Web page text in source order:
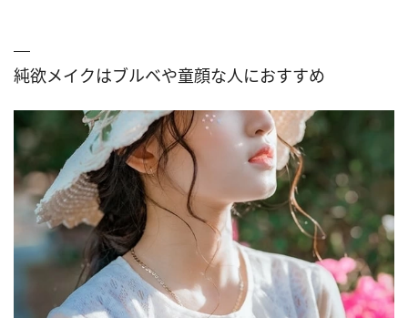
純欲メイクはブルベや童顔な人におすすめ